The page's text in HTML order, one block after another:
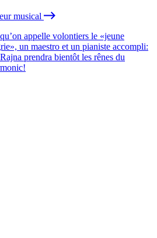
musical
appelle volontiers le «jeune
un maestro et un pianiste accompli:
prendra bientôt les rênes du